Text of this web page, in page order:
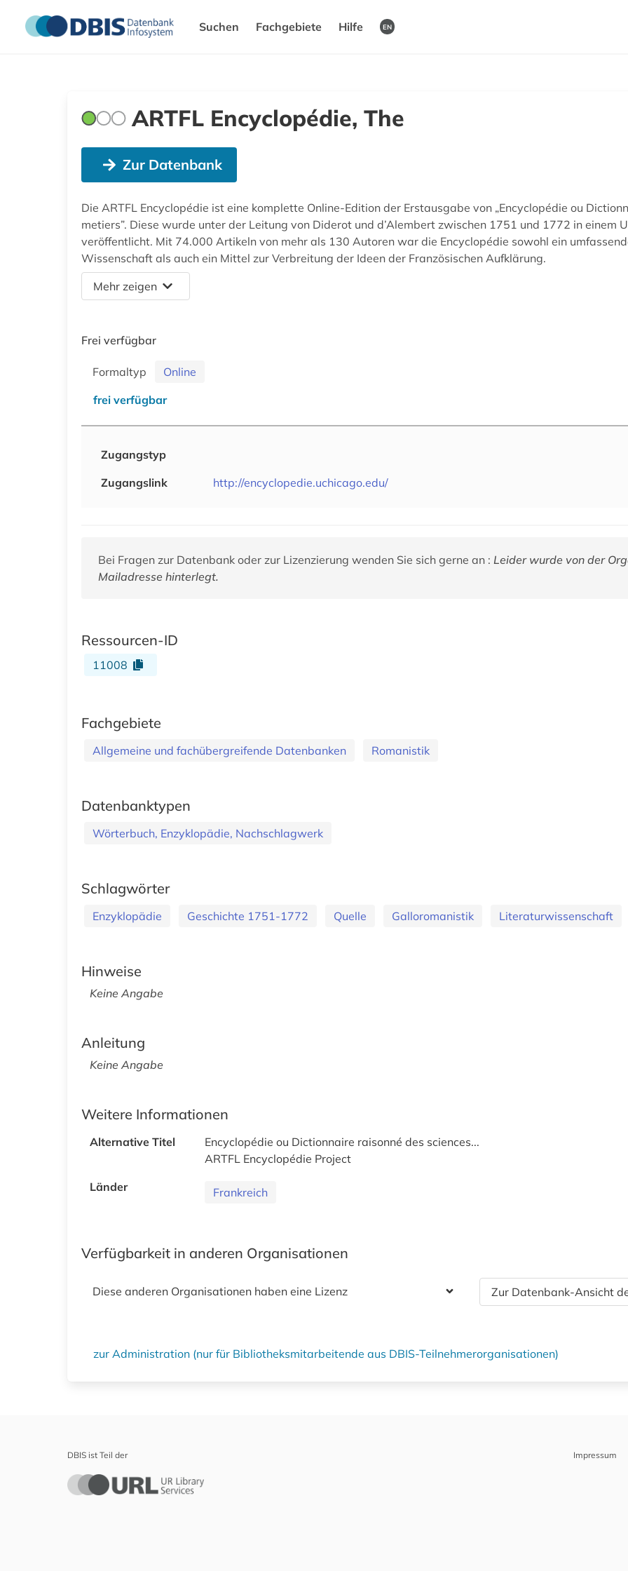
Suchen Fachgebiete Hilfe EN
ARTFL Encyclopédie, The
Zur Datenbank
Die ARTFL Encyclopédie ist eine komplette Online-Edition der Erstausgabe von „Encyclopédie ou
metiers”. Diese wurde unter der Leitung von Diderot und d’Alembert zwischen 1751 und 1772 in einem
veröffentlicht. Mit 74.000 Artikeln von mehr als 130 Autoren war die Encyclopédie sowohl ein
Wissenschaft als auch ein Mittel zur Verbreitung der Ideen der Französischen Aufklärung.
Mehr zeigen
Frei verfügbar
Formaltyp
Online
frei verfügbar
Zugangstyp
Zugangslink
http://encyclopedie.uchicago.edu/
Bei Fragen zur Datenbank oder zur Lizenzierung wenden Sie sich gerne an : Leider wurde von der
Mailadresse hinterlegt.
Ressourcen-ID
11008
Fachgebiete
Allgemeine und fachübergreifende Datenbanken Romanistik
Datenbanktypen
Wörterbuch, Enzyklopädie, Nachschlagwerk
Schlagwörter
Enzyklopädie Geschichte 1751-1772 Quelle Galloromanistik Literaturwissenschaft
Hinweise
Keine Angabe
Anleitung
Keine Angabe
Weitere Informationen
Alternative Titel
Encyclopédie ou Dictionnaire raisonné des sciences...
ARTFL Encyclopédie Project
Länder
Frankreich
Verfügbarkeit in anderen Organisationen
Diese anderen Organisationen haben eine Lizenz Zur Datenbank-Ansicht
zur Administration (nur für Bibliotheksmitarbeitende aus DBIS-Teilnehmerorganisationen)
DBIS ist Teil der Impressum